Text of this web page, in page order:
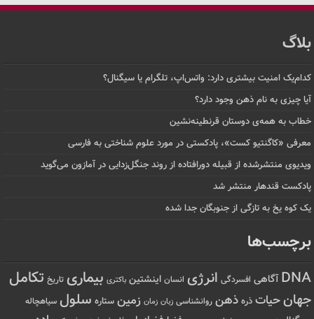
بلاگ
کدام‌یک امنیت بیشتری دارد: واتس‌اپ، تلگرام یا سیگنال؟
آیا چیزی به نام ذهن وجود دارد؟
خطاب به همه‌ی دوستان قرنطینه‌نشین
معرفی «کاگنتیو کست»، پادکستی در مورد علوم شناختی به فارسی
ویدیوی منتشرشده از قبیله دورافتاده‌ از روند جنگل‌زدایی در آمازون می‌گوید
پادکست قندهار منتشر شد
یک کوه یخ به تازگی از جنوبگان جدا شده
برچسب‌ها
DNA آگاهی افسردگی انرژی انسان اینشتین باکتری بیماری تاریخ تکامل
جهانحیات ذره ذهن روانشناسی زبان زمان زمین ستاره سلول سیاهچاله